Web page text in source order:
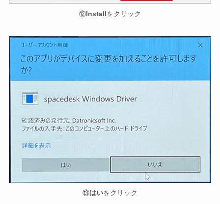
⑫Installをクリック
⑬はいをクリック